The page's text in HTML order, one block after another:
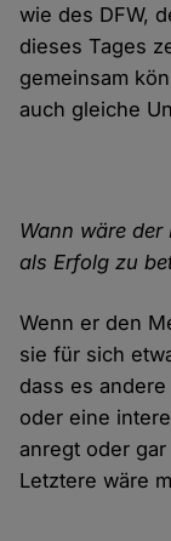
wie des DFW,
dieses Tages
gemeinsam
auch gleiche
Wann wäre
als Erfolg zu
Wenn er den
sie für sich
dass es
oder eine
anregt oder
Letztere wäre